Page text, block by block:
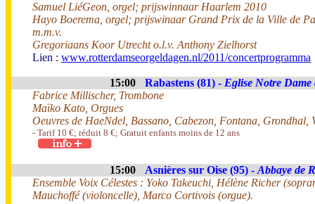
Samuel LiéGeon, orgel; prijswinnaar Haarlem 2010
Hayo Boerema, orgel; prijswinaar Grand Prix de la Ville de
m.m.v.
Gregoriaans Koor Utrecht o.l.v. Anthony Zielhorst
Lien : www.rotterdamseorgeldagen.nl/2011/concertprogramma
15:00 Rabastens (81) - Eglise Notre
Fabrice Millischer, Trombone
Maïko Kato, Orgues
Oeuvres de HaeNdel, Bassano, Cabezon, Fontana, Grondhal,
- Tarif 10 €; réduit 8 €; Gratuit enfants moins de 12 ans
15:00 Asnières sur Oise (95) - Abbaye de
Ensemble Voix Célestes : Yoko Takeuchi, Hélène Richer
Mauchoffé (violoncelle), Marco Cortivois (orgue).